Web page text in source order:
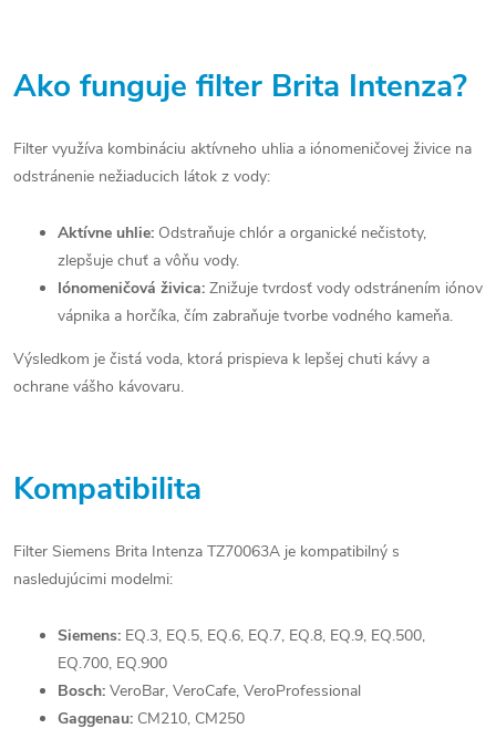
Ako funguje filter Brita Intenza?
Filter využíva kombináciu aktívneho uhlia a iónomeničovej živice na
odstránenie nežiaducich látok z vody:
Aktívne uhlie: Odstraňuje chlór a organické nečistoty,
zlepšuje chuť a vôňu vody.
Iónomeničová živica: Znižuje tvrdosť vody odstránením iónov
vápnika a horčíka, čím zabraňuje tvorbe vodného kameňa.
Výsledkom je čistá voda, ktorá prispieva k lepšej chuti kávy a
ochrane vášho kávovaru.
Kompatibilita
Filter Siemens Brita Intenza TZ70063A je kompatibilný s
nasledujúcimi modelmi:
Siemens: EQ.3, EQ.5, EQ.6, EQ.7, EQ.8, EQ.9, EQ.500,
EQ.700, EQ.900
Bosch: VeroBar, VeroCafe, VeroProfessional
Gaggenau: CM210, CM250